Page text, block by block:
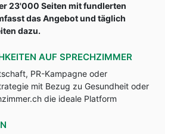
23'000 Seiten mit fundlerten
das Angebot und täglich
dazu.
AUF SPRECHZIMMER
PR-Kampagne oder
mit Bezug zu Gesundheit oder
die ideale Platform